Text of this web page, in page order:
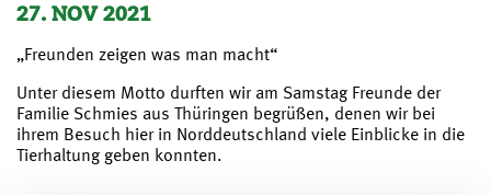
27. NOV 2021
„Freunden zeigen was man macht“
Unter diesem Motto durften wir am Samstag Freunde der
Familie Schmies aus Thüringen begrüßen, denen wir bei
ihrem Besuch hier in Norddeutschland viele Einblicke in die
Tierhaltung geben konnten.